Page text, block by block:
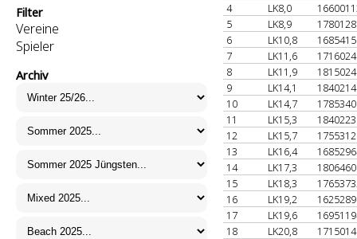
Filter
Vereine
Spieler
Archiv
4
LK8,0
5
LK8,9
6
LK10,8
7
LK11,6
8
LK11,9
9
LK14,1
10
LK14,7
11
LK15,3
12
LK15,7
13
LK16,4
14
LK17,3
15
LK18,3
16
LK19,2
17
LK19,6
18
LK20,8